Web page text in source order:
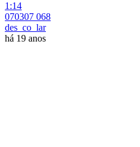
1:14
070307 068
des_co_lar
há 19 anos